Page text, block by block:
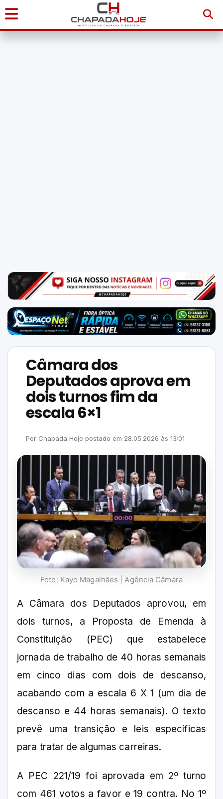
Início
NAS
NOSSAS
REDES
Câmara dos
Deputados aprova em
dois turnos fim da
escala 6×1
Por Chapada Hoje postado em 28.05.2026 às 13:01
Foto: Kayo Magalhães | Agência Câmara
A Câmara dos Deputados aprovou, em
dois turnos, a Proposta de Emenda à
Constituição (PEC) que estabelece
jornada de trabalho de 40 horas semanais
em cinco dias com dois de descanso,
acabando com a escala 6 X 1 (um dia de
descanso e 44 horas semanais). O texto
prevê uma transição e leis específicas
para tratar de algumas carreiras.
A PEC 221/19 foi aprovada em 2º turno
com 461 votos a favor e 19 contra. No 1º